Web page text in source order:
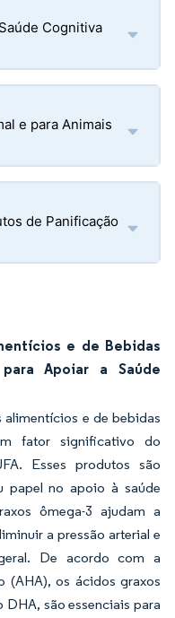
Cognitiva
e para Animais
de Panificação
e de Bebidas
Apoiar a Saúde
e de bebidas
fator significativo do
Esses produtos são
papel no apoio à saúde
ômega-3 ajudam a
a pressão arterial e
De acordo com a
(AHA), os ácidos graxos
DHA, são essenciais para